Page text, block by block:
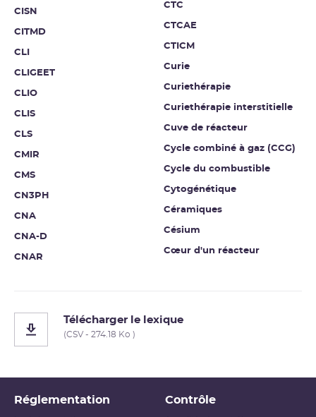
CISN
CITMD
CLI
CLIGEET
CLIO
CLIS
CLS
CMIR
CMS
CN3PH
CNA
CNA-D
CNAR
CTC
CTCAE
CTICM
Curie
Curiethérapie
Curiethérapie interstitielle
Cuve de réacteur
Cycle combiné à gaz (CCG)
Cycle du combustible
Cytogénétique
Céramiques
Césium
Cœur d'un réacteur
Télécharger le lexique
(CSV - 274.18 Ko )
Réglementation Contrôle